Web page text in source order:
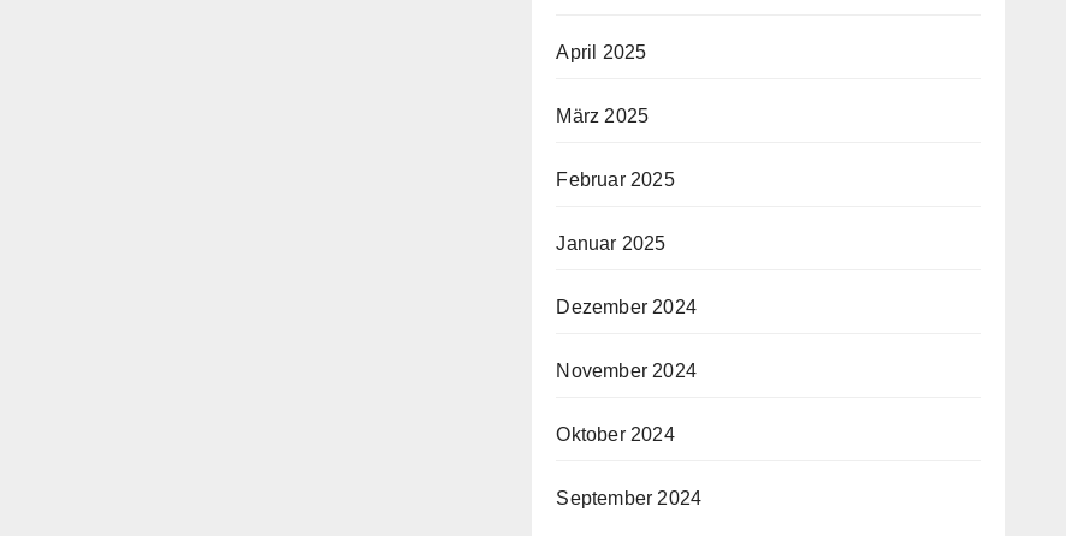
April 2025
März 2025
Februar 2025
Januar 2025
Dezember 2024
November 2024
Oktober 2024
September 2024